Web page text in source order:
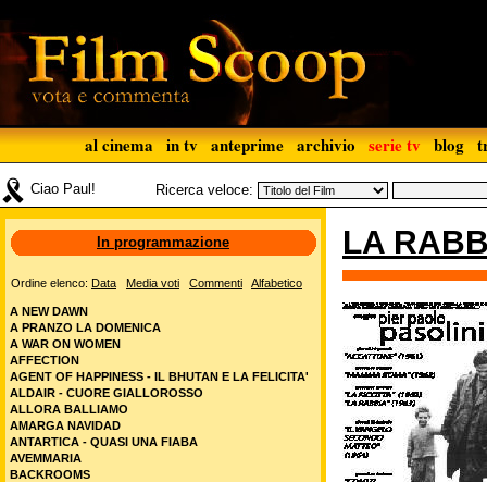
al cinema in tv anteprime archivio serie tv blog
Ciao Paul! Ricerca veloce:
LA
In programmazione
Ordine elenco: Data Media voti Commenti Alfabetico
A NEW DAWN
A PRANZO LA DOMENICA
A WAR ON WOMEN
AFFECTION
AGENT OF HAPPINESS - IL BHUTAN E LA FELICITA'
ALDAIR - CUORE GIALLOROSSO
ALLORA BALLIAMO
AMARGA NAVIDAD
ANTARTICA - QUASI UNA FIABA
AVEMMARIA
BACKROOMS